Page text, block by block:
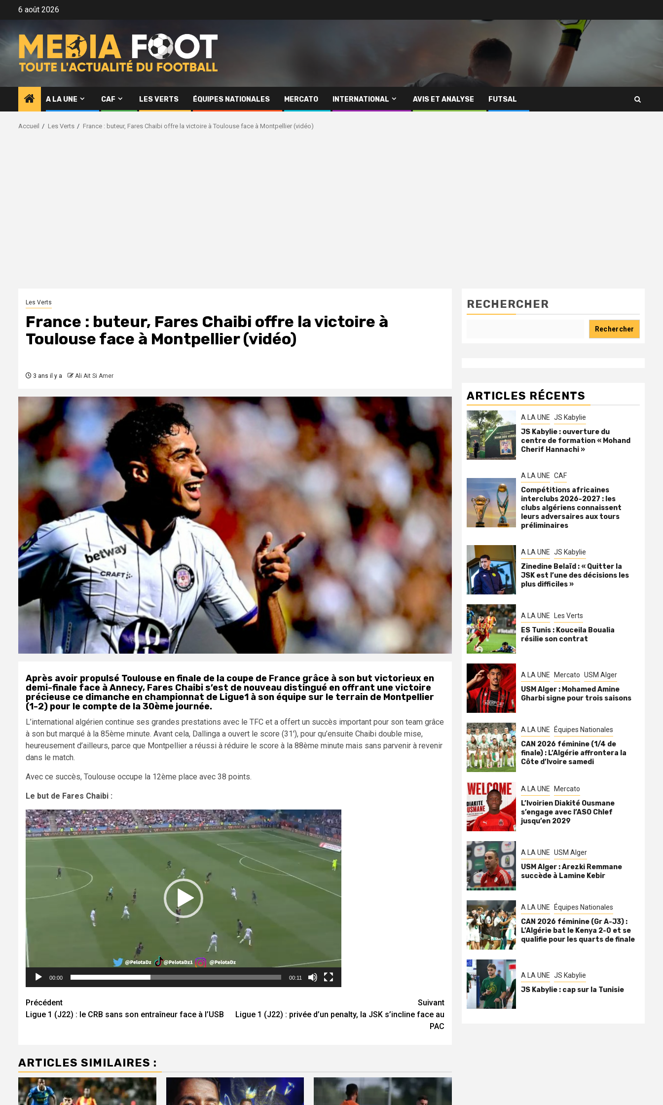
6 août 2026
A LA UNE CAF LES VERTS ÉQUIPES NATIONALES MERCATO INTERNATIONAL AVIS ET ANALYSE FUTSAL
Accueil Les Verts France : buteur, Fares Chaibi offre la victoire à Toulouse face à Montpellier (vidéo)
Les Verts
France : buteur, Fares Chaibi offre la victoire à
Toulouse face à Montpellier (vidéo)
3 ans il y a Ali Ait Si Amer
Après avoir propulsé Toulouse en finale de la coupe de France grâce à son but victorieux en
demi-finale face à Annecy, Fares Chaibi s’est de nouveau distingué en offrant une victoire
précieuse ce dimanche en championnat de Ligue1 à son équipe sur le terrain de Montpellier
(1-2) pour le compte de la 30ème journée.
L’international algérien continue ses grandes prestations avec le TFC et a offert un succès important pour son team grâce
à son but marqué à la 85ème minute. Avant cela, Dallinga a ouvert le score (31′), pour qu’ensuite Chaibi double mise,
heureusement d’ailleurs, parce que Montpellier a réussi à réduire le score à la 88ème minute mais sans parvenir à revenir
dans le match.
Avec ce succès, Toulouse occupe la 12ème place avec 38 points.
Le but de Fares Chaibi :
Lecteur
vidéo
00:00 00:11
Navigation
d’article
Précédent
Ligue 1 (J22) : le CRB sans son entraîneur face à l’USB
Suivant
Ligue 1 (J22) : privée d’un penalty, la JSK s’incline face au
PAC
ARTICLES SIMILAIRES :
RECHERCHER
Rechercher
ARTICLES RÉCENTS
A LA UNE JS Kabylie
JS Kabylie : ouverture du
centre de formation « Mohand
Cherif Hannachi »
A LA UNE CAF
Compétitions africaines
interclubs 2026-2027 : les
clubs algériens connaissent
leurs adversaires aux tours
préliminaires
A LA UNE JS Kabylie
Zinedine Belaïd : « Quitter la
JSK est l’une des décisions les
plus difficiles »
A LA UNE Les Verts
ES Tunis : Kouceila Boualia
résilie son contrat
A LA UNE Mercato USM Alger
USM Alger : Mohamed Amine
Gharbi signe pour trois saisons
A LA UNE Équipes Nationales
CAN 2026 féminine (1/4 de
finale) : L’Algérie affrontera la
Côte d’Ivoire samedi
A LA UNE Mercato
L’Ivoirien Diakité Ousmane
s’engage avec l’ASO Chlef
jusqu’en 2029
A LA UNE USM Alger
USM Alger : Arezki Remmane
succède à Lamine Kebir
A LA UNE Équipes Nationales
CAN 2026 féminine (Gr A-J3) :
L’Algérie bat le Kenya 2-0 et se
qualifie pour les quarts de finale
A LA UNE JS Kabylie
JS Kabylie : cap sur la Tunisie